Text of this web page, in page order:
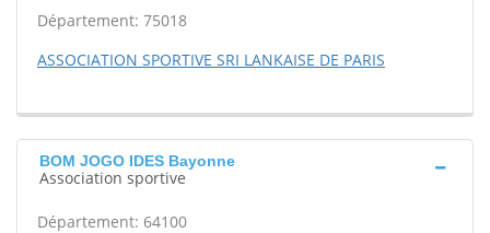
Département: 75018
ASSOCIATION SPORTIVE SRI LANKAISE DE PARIS
BOM JOGO IDES Bayonne
Association sportive
Département: 64100